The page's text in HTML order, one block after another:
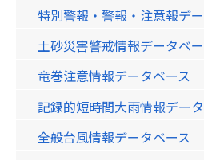
特別警報・警報・注意報デ
土砂災害警戒情報データベ
竜巻注意情報データベース
記録的短時間大雨情報デー
全般台風情報データベース